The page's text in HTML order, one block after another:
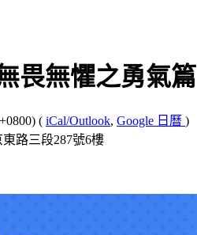
畏無懼之勇氣篇
( iCal/Outlook, Google 日曆 )
路三段287號6樓